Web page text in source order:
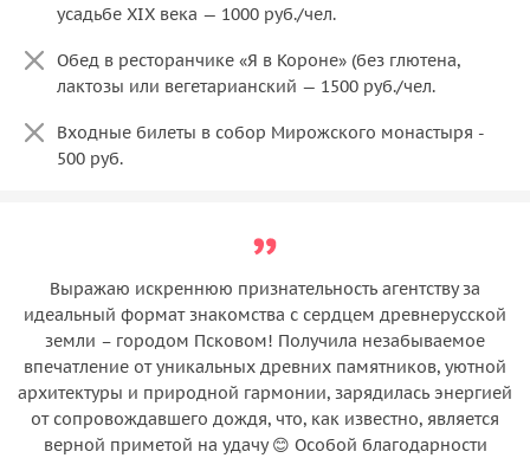
усадьбе XIX века — 1000 руб./чел.
Обед в ресторанчике «Я в Короне» (без глютена,
лактозы или вегетарианский — 1500 руб./чел.
Входные билеты в собор Мирожского монастыря -
500 руб.
Выражаю искреннюю признательность агентству за
идеальный формат знакомства с сердцем древнерусской
земли – городом Псковом! Получила незабываемое
впечатление от уникальных древних памятников, уютной
архитектуры и природной гармонии, зарядилась энергией
от сопровождавшего дождя, что, как известно, является
верной приметой на удачу 😊 Особой благодарности